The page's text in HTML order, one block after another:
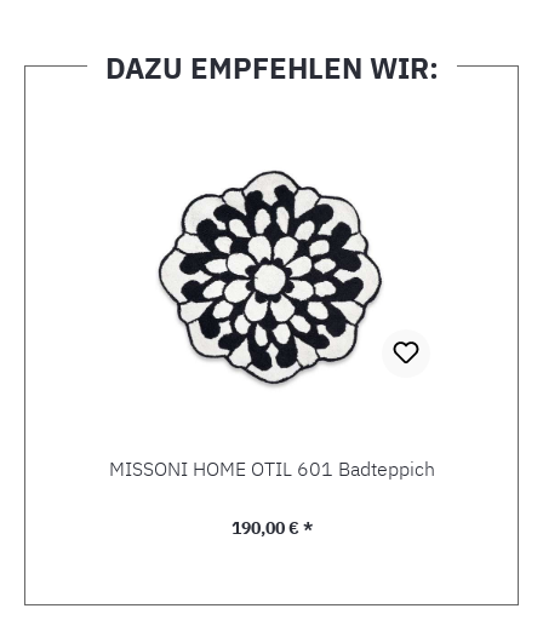
DAZU EMPFEHLEN WIR:
MISSONI HOME OTIL 601 Badteppich
Regulärer Preis:
190,00 € *